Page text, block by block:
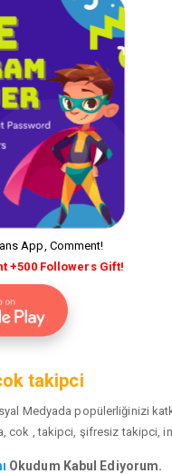
App, Comment!
+500 Followers Gift!
takipci
Medyada popülerliğinizi
cok , takipci, şifresiz takipci,
Okudum Kabul Ediyorum.